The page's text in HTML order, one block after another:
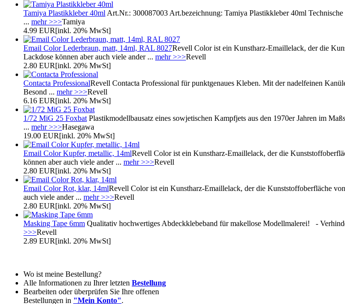
Tamiya Plastikkleber 40ml Art.Nr.: 300087003 Art.bezeichnung: Tamiya Plastikkleber 40ml
... mehr >>>Tamiya
4.99 EUR[inkl. 20% MwSt]
Email Color Lederbraun, matt, 14ml, RAL 8027Revell Color ist ein Kunstharz-Emaillelack, der die
Lackdose können aber auch viele ander ... mehr >>>Revell
2.80 EUR[inkl. 20% MwSt]
Contacta ProfessionalRevell Contacta Professional für punktgenaues Kleben. Mit der nadelfeinen
Besond ... mehr >>>Revell
6.16 EUR[inkl. 20% MwSt]
1/72 MiG 25 Foxbat Plastikmodellbausatz eines sowjetischen Kampfjets aus den 1970er Jahren im
... mehr >>>Hasegawa
19.00 EUR[inkl. 20% MwSt]
Email Color Kupfer, metallic, 14mlRevell Color ist ein Kunstharz-Emaillelack, der die
können aber auch viele ander ... mehr >>>Revell
2.80 EUR[inkl. 20% MwSt]
Email Color Rot, klar, 14mlRevell Color ist ein Kunstharz-Emaillelack, der die Kunststoffoberfläche
auch viele ander ... mehr >>>Revell
2.80 EUR[inkl. 20% MwSt]
Masking Tape 6mm Qualitativ hochwertiges Abdeckklebeband für makellose Modellmalerei! -
>>>Revell
2.89 EUR[inkl. 20% MwSt]
Wo ist meine Bestellung?
Alle Informationen zu Ihrer letzten Bestellung
Bearbeiten oder überprüfen Sie Ihre offenen
Bestellungen in "Mein Konto".